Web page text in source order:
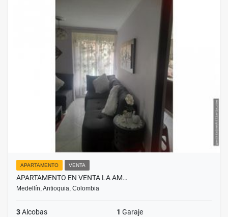
APARTAMENTO VENTA
APARTAMENTO EN VENTA LA AM…
Medellín, Antioquia, Colombia
3Alcobas 1 Garaje